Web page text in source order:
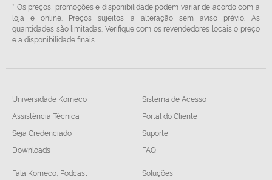
* Os preços, promoções e disponibilidade podem variar de acordo com a
loja e online. Preços sujeitos a alteração sem aviso prévio. As
quantidades são limitadas. Verifique com os revendedores locais o preço
e a disponibilidade finais.
Universidade Komeco
Assistência Técnica
Seja Credenciado
Downloads
Sistema de Acesso
Portal do Cliente
Suporte
FAQ
Fala Komeco, Podcast
Soluções